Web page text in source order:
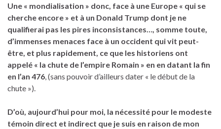
Une « mondialisation » donc, face à une Europe « qui se
cherche encore » et à un Donald Trump dont je ne
qualifierai pas les pires inconsistances…, somme toute,
d’immenses menaces face à un occident qui vit peut-
être, et plus rapidement, ce que les historiens ont
appelé « la chute de l’empire Romain » en en datant la fin
en l’an 476, (sans pouvoir d’ailleurs dater « le début de la
chute »).
D’où, aujourd’hui pour moi, la nécessité pour le modeste
témoin direct et indirect que je suis en raison de mon